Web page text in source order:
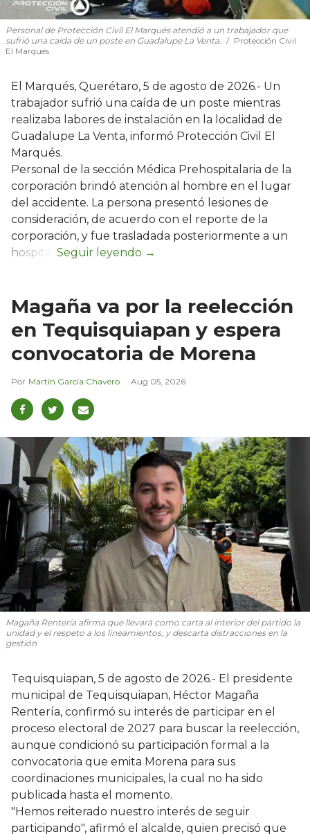
Personal de Protección Civil El Marqués atendió a un trabajador que
sufrió una caída de un poste en Guadalupe La Venta.
Protección Civil
El Marqués
El Marqués, Querétaro, 5 de agosto de 2026.- Un
trabajador sufrió una caída de un poste mientras
realizaba labores de instalación en la localidad de
Guadalupe La Venta, informó Protección Civil El
Marqués.
Personal de la sección Médica Prehospitalaria de la
corporación brindó atención al hombre en el lugar
del accidente. La persona presentó lesiones de
consideración, de acuerdo con el reporte de la
corporación, y fue trasladada posteriormente a un
hospital.
Magaña va por la reelección
en Tequisquiapan y espera
convocatoria de Morena
Martín García Chavero Aug 05, 2026
Magaña Rentería afirma que llevará como carta al interior del partido la
unidad y el respeto a los lineamientos, y descarta distracciones en la
gestión
Tequisquiapan, 5 de agosto de 2026.- El presidente
municipal de Tequisquiapan, Héctor Magaña
Rentería, confirmó su interés de participar en el
proceso electoral de 2027 para buscar la reelección,
aunque condicionó su participación formal a la
convocatoria que emita Morena para sus
coordinaciones municipales, la cual no ha sido
publicada hasta el momento.
"Hemos reiterado nuestro interés de seguir
participando", afirmó el alcalde, quien precisó que